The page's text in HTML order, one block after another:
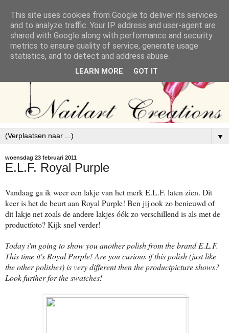
▼
woensdag 23 februari 2011
E.L.F. Royal Purple
Vandaag ga ik weer een lakje van het merk E.L.F. laten zien. Dit
keer is het de beurt aan Royal Purple! Ben jij ook zo benieuwd of
dit lakje net zoals de andere lakjes óók zo verschillend is als met de
productfoto? Kijk snel verder!
Today i'm going to show you another polish from the brand E.L.F.
This time it's Royal Purple! Are you curious if this polish (just like
the other polishes) is very different then the productpicture shows?
Look further for the swatches!
This site uses cookies from Google to deliver its services
and to analyze traffic. Your IP address and user-agent are
shared with Google along with performance and security
metrics to ensure quality of service, generate usage
statistics, and to detect and address abuse.
LEARN MORE GOT IT